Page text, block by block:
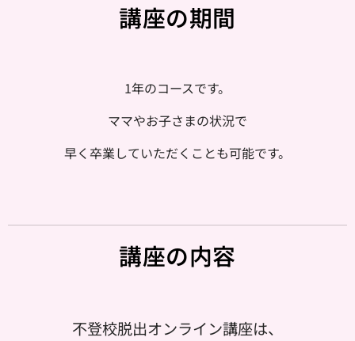
講座の期間
1年のコースです。
ママやお子さまの状況で
早く卒業していただくことも可能です。
講座の内容
不登校脱出オンライン講座は、